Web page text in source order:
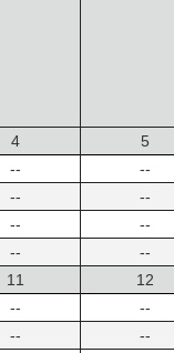
4
--
--
--
--
5
--
--
--
--
11
--
--
12
--
--